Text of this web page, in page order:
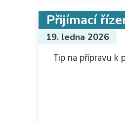
Přijímací
19. ledna 2026
Tip na přípravu k